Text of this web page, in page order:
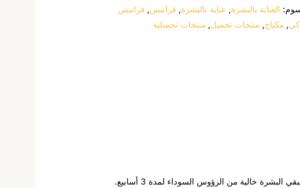
العناية بالبشرة, عناية بالبشرة, قراتيس, قراتيس
, مكياج, منتجات تجميل, منتجات تجميلية
خالية من الرؤوس السوداء لمدة 3 أسابيع.